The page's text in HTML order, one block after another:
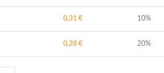
0,31 € 10%
0,28 € 20%